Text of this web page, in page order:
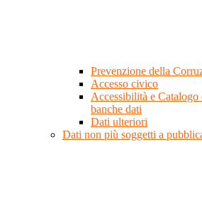
Prevenzione della
Accesso civico
Accessibilità e Catalogo
banche dati
Dati ulteriori
Dati non più soggetti a